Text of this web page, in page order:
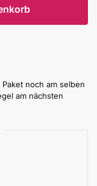
noch am selben
am nächsten